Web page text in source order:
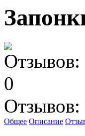
Отзывов:
Общее Описание